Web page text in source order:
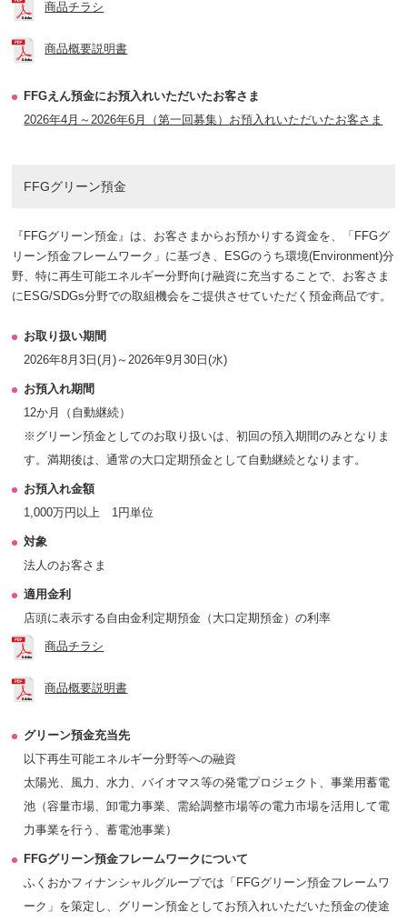
商品チラシ
商品概要説明書
FFGえん預金にお預入れいただいたお客さま
2026年4月～2026年6月（第一回募集）お預入れいただいたお客さま
FFGグリーン預金
『FFGグリーン預金』は、お客さまからお預かりする資金を、「FFGグ
リーン預金フレームワーク」に基づき、ESGのうち環境(Environment)分
野、特に再生可能エネルギー分野向け融資に充当することで、お客さま
にESG/SDGs分野での取組機会をご提供させていただく預金商品です。
お取り扱い期間
2026年8月3日(月)～2026年9月30日(水)
お預入れ期間
12か月（自動継続）
※グリーン預金としてのお取り扱いは、初回の預入期間のみとなりま
す。満期後は、通常の大口定期預金として自動継続となります。
お預入れ金額
1,000万円以上 1円単位
対象
法人のお客さま
適用金利
店頭に表示する自由金利定期預金（大口定期預金）の利率
商品チラシ
商品概要説明書
グリーン預金充当先
以下再生可能エネルギー分野等への融資
太陽光、風力、水力、バイオマス等の発電プロジェクト、事業用蓄電
池（容量市場、卸電力事業、需給調整市場等の電力市場を活用して電
力事業を行う、蓄電池事業）
FFGグリーン預金フレームワークについて
ふくおかフィナンシャルグループでは「FFGグリーン預金フレームワ
ーク」を策定し、グリーン預金としてお預入れいただいた預金の使途